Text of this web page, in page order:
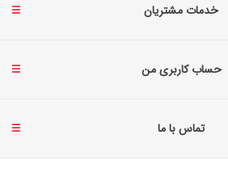
خدمات مشتریان
حساب کاربری من
تماس با ما